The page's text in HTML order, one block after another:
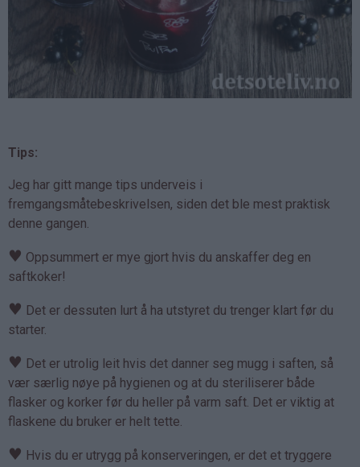
Tips:
Jeg har gitt mange tips underveis i
fremgangsmåtebeskrivelsen, siden det ble mest praktisk
denne gangen.
♥ Oppsummert er mye gjort hvis du anskaffer deg en
saftkoker!
♥ Det er dessuten lurt å ha utstyret du trenger klart før du
starter.
♥ Det er utrolig leit hvis det danner seg mugg i saften, så
vær særlig nøye på hygienen og at du steriliserer både
flasker og korker før du heller på varm saft. Det er viktig at
flaskene du bruker er helt tette.
♥ Hvis du er utrygg på konserveringen, er det et tryggere